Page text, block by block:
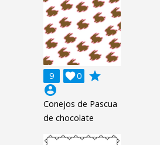
9 0

grade
account_circle
Conejos de Pascua
de chocolate